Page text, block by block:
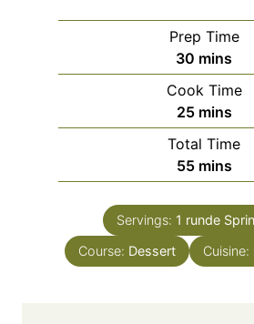
Prep Time
30 m
i
n
u
t
e
s
mins
Cook Time
25m
i
n
u
e
s
mins
Total Time
55m
i
n
u
mins
Servings: 1 runde
Course: Dessert Cuisine: